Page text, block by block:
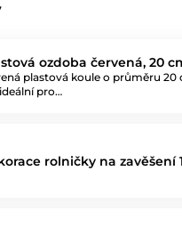
ozdoba červená, 20
plastová koule o průměru
pro…
rolničky na zavěšení